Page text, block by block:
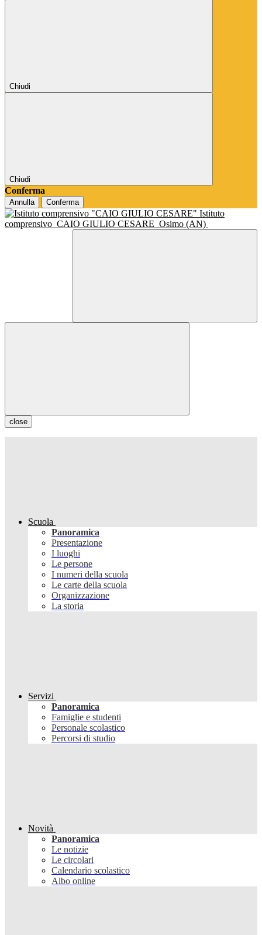
Chiudi
Chiudi
Conferma
Annulla Conferma
Istituto
comprensivo CAIO GIULIO CESARE Osimo (AN)
close
Scuola
Panoramica
Presentazione
I luoghi
Le persone
I numeri della scuola
Le carte della scuola
Organizzazione
La storia
Servizi
Panoramica
Famiglie e studenti
Personale scolastico
Percorsi di studio
Novità
Panoramica
Le notizie
Le circolari
Calendario scolastico
Albo online